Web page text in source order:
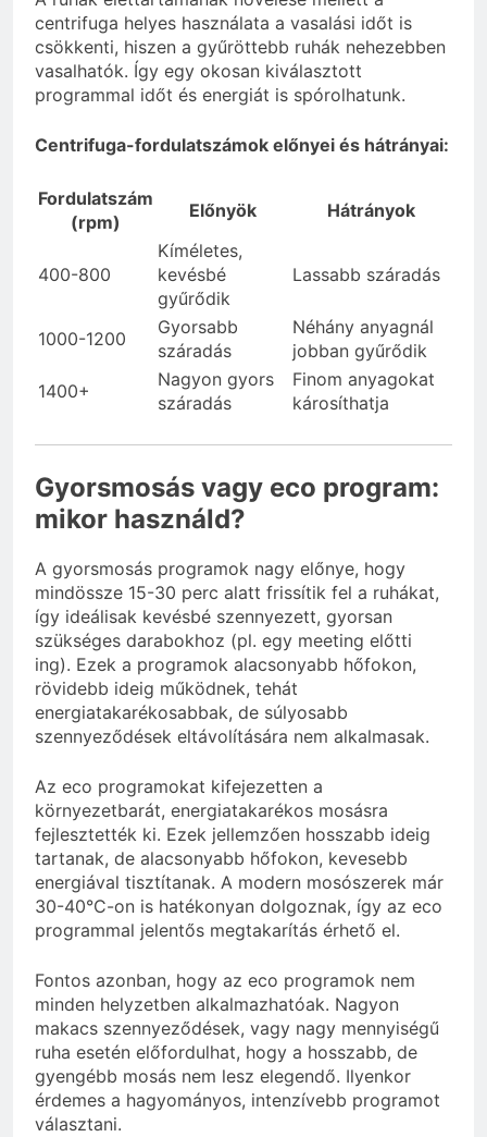
centrifuga helyes használata a vasalási időt is
csökkenti, hiszen a gyűröttebb ruhák nehezebben
vasalhatók. Így egy okosan kiválasztott
programmal időt és energiát is spórolhatunk.
Centrifuga-fordulatszámok előnyei és hátrányai:
Fordulatszám
(rpm)
Előnyök Hátrányok
400-800
Kíméletes,
kevésbé
gyűrődik
Lassabb száradás
1000-1200
Gyorsabb
száradás
Néhány anyagnál
jobban gyűrődik
1400+
Nagyon gyors
száradás
Finom anyagokat
károsíthatja
Gyorsmosás vagy eco program:
mikor használd?
A gyorsmosás programok nagy előnye, hogy
mindössze 15-30 perc alatt frissítik fel a ruhákat,
így ideálisak kevésbé szennyezett, gyorsan
szükséges darabokhoz (pl. egy meeting előtti
ing). Ezek a programok alacsonyabb hőfokon,
rövidebb ideig működnek, tehát
energiatakarékosabbak, de súlyosabb
szennyeződések eltávolítására nem alkalmasak.
Az eco programokat kifejezetten a
környezetbarát, energiatakarékos mosásra
fejlesztették ki. Ezek jellemzően hosszabb ideig
tartanak, de alacsonyabb hőfokon, kevesebb
energiával tisztítanak. A modern mosószerek már
30-40°C-on is hatékonyan dolgoznak, így az eco
programmal jelentős megtakarítás érhető el.
Fontos azonban, hogy az eco programok nem
minden helyzetben alkalmazhatóak. Nagyon
makacs szennyeződések, vagy nagy mennyiségű
ruha esetén előfordulhat, hogy a hosszabb, de
gyengébb mosás nem lesz elegendő. Ilyenkor
érdemes a hagyományos, intenzívebb programot
választani.